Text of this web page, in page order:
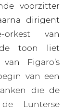
voorzitter
dirigent
van
de toon liet
Figaro’s
van een
die de
Lunterse